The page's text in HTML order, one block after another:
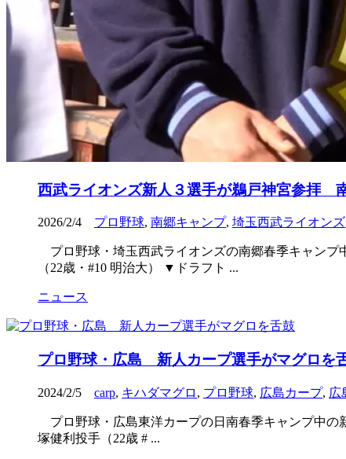
西武ライオンズ新人３選手が鵜戸神宮参拝
2026/2/4 プロ野球, 南郷キャンプ, 埼玉西武ライオンズ
プロ野球・埼玉西武ライオンズの南郷春季キャン
（22歳・#10 明治大） ▼ドラフト ...
ニュース
プロ野球・広島 新人カープ選手がマグロを
2024/2/5 carp, キハダマグロ , プロ野球, 広島カープ, 広
プロ野球・広島東洋カープの日南春季キャンプ中の
塚健利投手（22歳 # ...